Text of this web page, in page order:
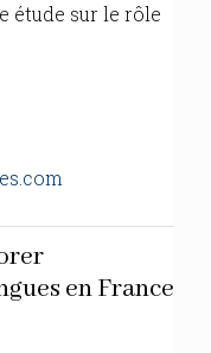
étude sur le rôle
en France